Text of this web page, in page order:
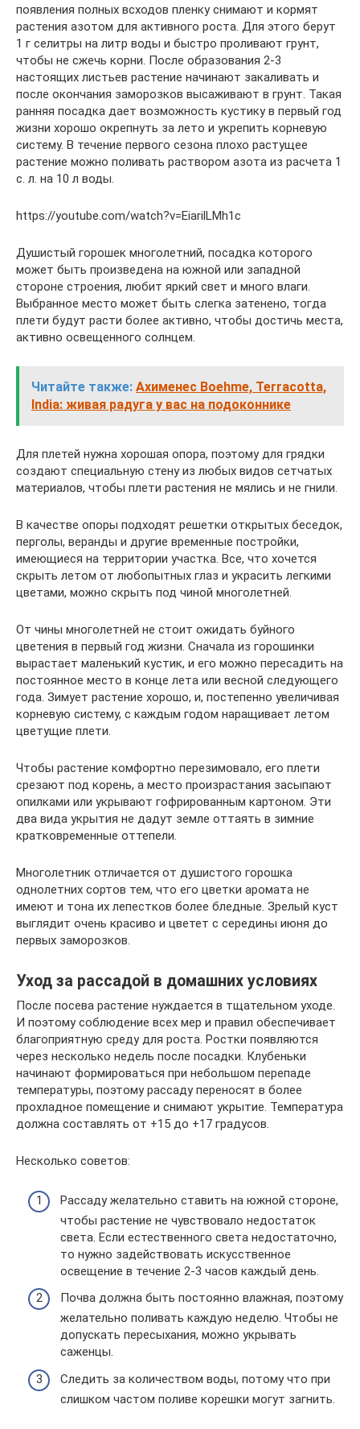
появления полных всходов пленку снимают и кормят
растения азотом для активного роста. Для этого берут
1 г селитры на литр воды и быстро проливают грунт,
чтобы не сжечь корни. После образования 2-3
настоящих листьев растение начинают закаливать и
после окончания заморозков высаживают в грунт. Такая
ранняя посадка дает возможность кустику в первый год
жизни хорошо окрепнуть за лето и укрепить корневую
систему. В течение первого сезона плохо растущее
растение можно поливать раствором азота из расчета 1
с. л. на 10 л воды.
https://youtube.com/watch?v=EiarilLMh1c
Душистый горошек многолетний, посадка которого
может быть произведена на южной или западной
стороне строения, любит яркий свет и много влаги.
Выбранное место может быть слегка затенено, тогда
плети будут расти более активно, чтобы достичь места,
активно освещенного солнцем.
Читайте также: Ахименес Boehme, Terracotta,
India: живая радуга у вас на подоконнике
Для плетей нужна хорошая опора, поэтому для грядки
создают специальную стену из любых видов сетчатых
материалов, чтобы плети растения не мялись и не гнили.
В качестве опоры подходят решетки открытых беседок,
перголы, веранды и другие временные постройки,
имеющиеся на территории участка. Все, что хочется
скрыть летом от любопытных глаз и украсить легкими
цветами, можно скрыть под чиной многолетней.
От чины многолетней не стоит ожидать буйного
цветения в первый год жизни. Сначала из горошинки
вырастает маленький кустик, и его можно пересадить на
постоянное место в конце лета или весной следующего
года. Зимует растение хорошо, и, постепенно увеличивая
корневую систему, с каждым годом наращивает летом
цветущие плети.
Чтобы растение комфортно перезимовало, его плети
срезают под корень, а место произрастания засыпают
опилками или укрывают гофрированным картоном. Эти
два вида укрытия не дадут земле оттаять в зимние
кратковременные оттепели.
Многолетник отличается от душистого горошка
однолетних сортов тем, что его цветки аромата не
имеют и тона их лепестков более бледные. Зрелый куст
выглядит очень красиво и цветет с середины июня до
первых заморозков.
Уход за рассадой в домашних условиях
После посева растение нуждается в тщательном уходе.
И поэтому соблюдение всех мер и правил обеспечивает
благоприятную среду для роста. Ростки появляются
через несколько недель после посадки. Клубеньки
начинают формироваться при небольшом перепаде
температуры, поэтому рассаду переносят в более
прохладное помещение и снимают укрытие. Температура
должна составлять от +15 до +17 градусов.
Несколько советов:
Рассаду желательно ставить на южной стороне,
чтобы растение не чувствовало недостаток
света. Если естественного света недостаточно,
то нужно задействовать искусственное
освещение в течение 2-3 часов каждый день.
Почва должна быть постоянно влажная, поэтому
желательно поливать каждую неделю. Чтобы не
допускать пересыхания, можно укрывать
саженцы.
Следить за количеством воды, потому что при
слишком частом поливе корешки могут загнить.